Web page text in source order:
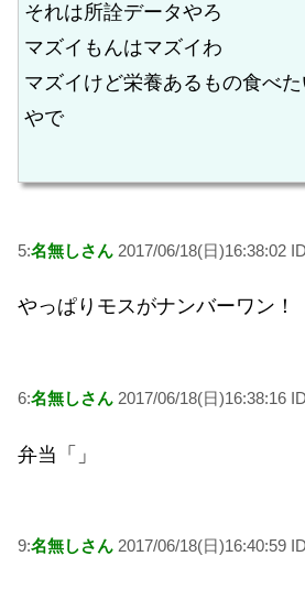
それは所詮データやろ
マズイもんはマズイわ
マズイけど栄養あるもの食べ
やで
5:名無しさん 2017/06/18(日)16:38:02
やっぱりモスがナンバーワン！
6:名無しさん 2017/06/18(日)16:38:16
弁当「」
9:名無しさん 2017/06/18(日)16:40:59